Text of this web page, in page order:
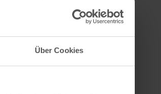
Über Cookies